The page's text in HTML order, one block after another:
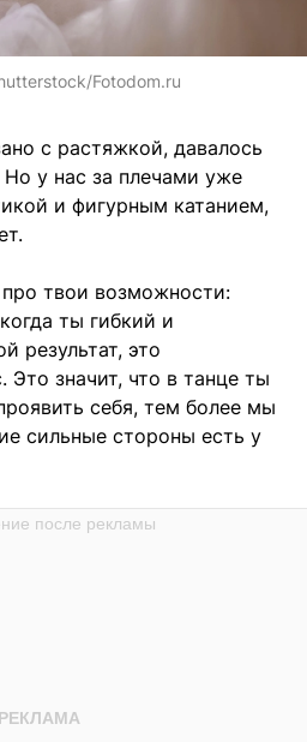
Fotodom.ru
с растяжкой, давалось
у нас за плечами уже
и фигурным катанием,
твои возможности:
ты гибкий и
результат, это
значит, что в танце ты
себя, тем более мы
сильные стороны есть у